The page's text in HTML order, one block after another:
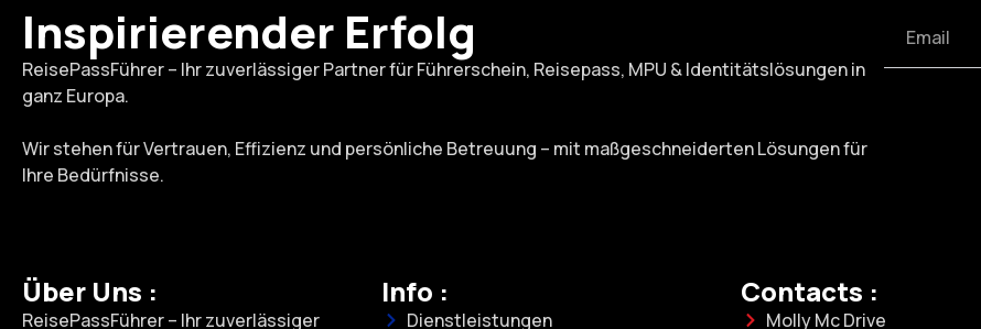
Inspirierender Erfolg
ReisePassFührer – Ihr zuverlässiger Partner für Führerschein, Reisepass, MPU & Identitätslösungen in
ganz Europa.
Wir stehen für Vertrauen, Effizienz und persönliche Betreuung – mit maßgeschneiderten Lösungen für
Ihre Bedürfnisse.
Über Uns :
ReisePassFührer – Ihr zuverlässiger
Info :
Dienstleistungen
Contacts :
Molly Mc Drive